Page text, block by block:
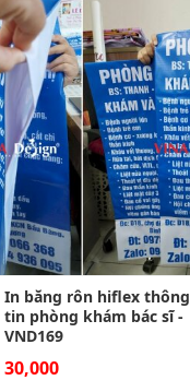
In băng rôn hiflex thông
tin phòng khám bác sĩ -
VND169
30,000